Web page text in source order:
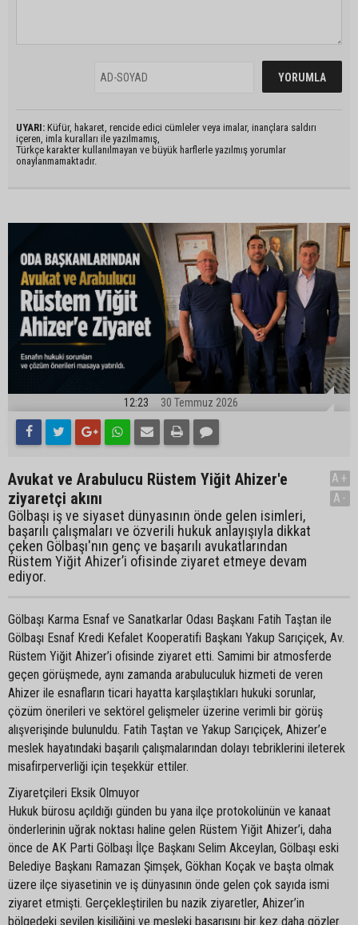
UYARI: Küfür, hakaret, rencide edici cümleler veya imalar, inançlara saldırı
içeren, imla kuralları ile yazılmamış,
Türkçe karakter kullanılmayan ve büyük harflerle yazılmış yorumlar
onaylanmamaktadır.
12:23 30 Temmuz 2026
Avukat ve Arabulucu Rüstem Yiğit Ahizer'e
ziyaretçi akını
Gölbaşı iş ve siyaset dünyasının önde gelen isimleri,
başarılı çalışmaları ve özverili hukuk anlayışıyla dikkat
çeken Gölbaşı'nın genç ve başarılı avukatlarından
Rüstem Yiğit Ahizer’i ofisinde ziyaret etmeye devam
ediyor.
A+
A-
Gölbaşı Karma Esnaf ve Sanatkarlar Odası Başkanı Fatih Taştan ile
Gölbaşı Esnaf Kredi Kefalet Kooperatifi Başkanı Yakup Sarıçiçek, Av.
Rüstem Yiğit Ahizer’i ofisinde ziyaret etti. Samimi bir atmosferde
geçen görüşmede, aynı zamanda arabuluculuk hizmeti de veren
Ahizer ile esnafların ticari hayatta karşılaştıkları hukuki sorunlar,
çözüm önerileri ve sektörel gelişmeler üzerine verimli bir görüş
alışverişinde bulunuldu. Fatih Taştan ve Yakup Sarıçiçek, Ahizer’e
meslek hayatındaki başarılı çalışmalarından dolayı tebriklerini ileterek
misafirperverliği için teşekkür ettiler.
Ziyaretçileri Eksik Olmuyor
Hukuk bürosu açıldığı günden bu yana ilçe protokolünün ve kanaat
önderlerinin uğrak noktası haline gelen Rüstem Yiğit Ahizer’i, daha
önce de AK Parti Gölbaşı İlçe Başkanı Selim Akceylan, Gölbaşı eski
Belediye Başkanı Ramazan Şimşek, Gökhan Koçak ve başta olmak
üzere ilçe siyasetinin ve iş dünyasının önde gelen çok sayıda ismi
ziyaret etmişti. Gerçekleştirilen bu nazik ziyaretler, Ahizer’in
bölgedeki sevilen kişiliğini ve mesleki başarısını bir kez daha gözler